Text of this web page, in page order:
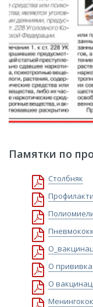
Памятки по
Столбняк
О
О